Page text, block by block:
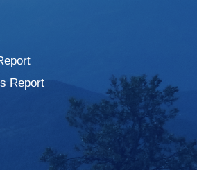
Report